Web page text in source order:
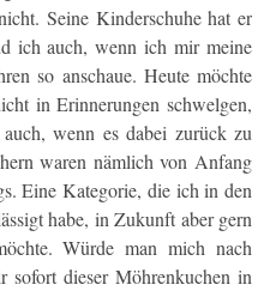
Seine Kinderschuhe hat er
ich auch, wenn ich mir meine
so anschaue. Heute möchte
in Erinnerungen schwelgen,
wenn es dabei zurück zu
waren nämlich von Anfang
Eine Kategorie, die ich in den
habe, in Zukunft aber gern
Würde man mich nach
sofort dieser Möhrenkuchen in